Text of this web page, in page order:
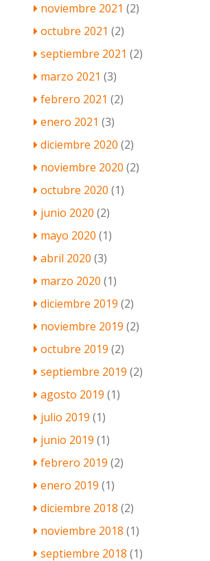
noviembre 2021 (2)
octubre 2021 (2)
septiembre 2021 (2)
marzo 2021 (3)
febrero 2021 (2)
enero 2021 (3)
diciembre 2020 (2)
noviembre 2020 (2)
octubre 2020 (1)
junio 2020 (2)
mayo 2020 (1)
abril 2020 (3)
marzo 2020 (1)
diciembre 2019 (2)
noviembre 2019 (2)
octubre 2019 (2)
septiembre 2019 (2)
agosto 2019 (1)
julio 2019 (1)
junio 2019 (1)
febrero 2019 (2)
enero 2019 (1)
diciembre 2018 (2)
noviembre 2018 (1)
septiembre 2018 (1)